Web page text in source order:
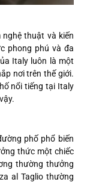
thuật và kiến
phong phú và đa
Italy luôn là một
nơi trên thế giới.
nổi tiếng tại Italy
phố phổ biến
thức một chiếc
thường thưởng
al Taglio thường